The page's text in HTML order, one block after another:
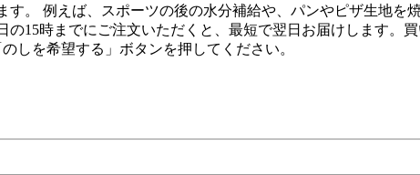
。 例えば、スポーツの後の水分補給や、パンやピザ生地を
の15時までにご注文いただくと、最短で翌日お届けします。
しを希望する」ボタンを押してください。